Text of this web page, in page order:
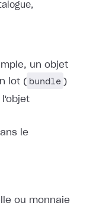
un objet
lot ( bundle )
l'objet
le
ou monnaie